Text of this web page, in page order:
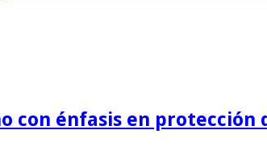
con énfasis en